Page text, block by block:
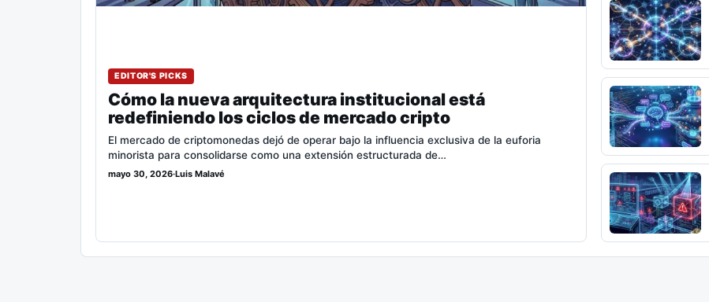
EDITOR'S PICKS
Cómo la nueva arquitectura institucional está
redefiniendo los ciclos de mercado cripto
El mercado de criptomonedas dejó de operar bajo la influencia exclusiva de la euforia
minorista para consolidarse como una extensión estructurada de…
mayo 30, 2026·Luis Malavé